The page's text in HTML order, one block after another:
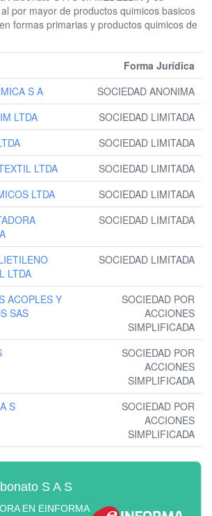
por mayor de productos quimicos basicos
formas primarias y productos quimicos de
Forma Jurídica
S A
SOCIEDAD ANONIMA
LTDA
SOCIEDAD LIMITADA
SOCIEDAD LIMITADA
LTDA
SOCIEDAD LIMITADA
LTDA
SOCIEDAD LIMITADA
SOCIEDAD LIMITADA
LTDA
SOCIEDAD LIMITADA
ACOPLES Y
SAS
SOCIEDAD POR
ACCIONES
SIMPLIFICADA
SOCIEDAD POR
ACCIONES
SIMPLIFICADA
S
SOCIEDAD POR
ACCIONES
SIMPLIFICADA
S A S
EN EINFORMA